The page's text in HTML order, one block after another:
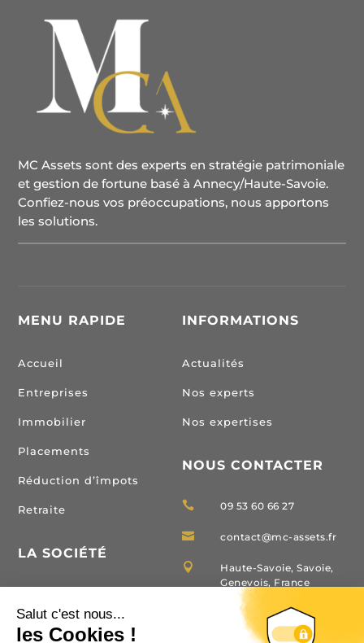
MC Assets sont des experts en stratégie patrimoniale
et gestion de fortune basé à Annecy/Haute-Savoie.
Confiez-nous vos préoccupations, nous apportons
les solutions.
MENU RAPIDE
Accueil
Entreprises
Immobilier
Placements
Réduction d’împots
Retraite
LA SOCIÉTÉ
Carte T Immobilier
INFORMATIONS
Actualités
Nos experts
Nos expertises
NOUS CONTACTER
 09 53 60 66 27
 contact@mc-assets.fr

Haute-Savoie, Savoie,
Genevois, France